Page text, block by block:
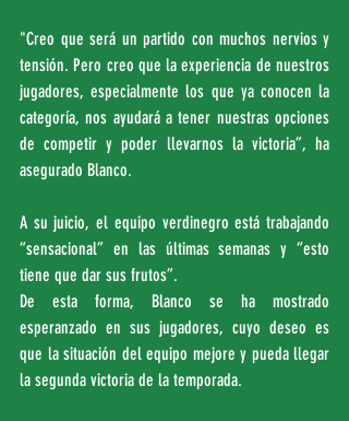
"Creo que será un partido con muchos nervios y
tensión. Pero creo que la experiencia de nuestros
jugadores, especialmente los que ya conocen la
categoría, nos ayudará a tener nuestras opciones
de competir y poder llevarnos la victoria”, ha
asegurado Blanco.
A su juicio, el equipo verdinegro está trabajando
“sensacional” en las últimas semanas y “esto
tiene que dar sus frutos”.
De esta forma, Blanco se ha mostrado
esperanzado en sus jugadores, cuyo deseo es
que la situación del equipo mejore y pueda llegar
la segunda victoria de la temporada.